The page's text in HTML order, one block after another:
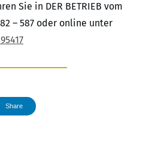
Sie in DER BETRIEB vom
– 587 oder online unter
Share